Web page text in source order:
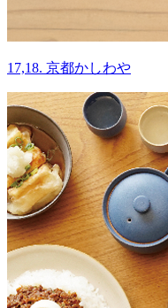
17,18. 京都かしわや